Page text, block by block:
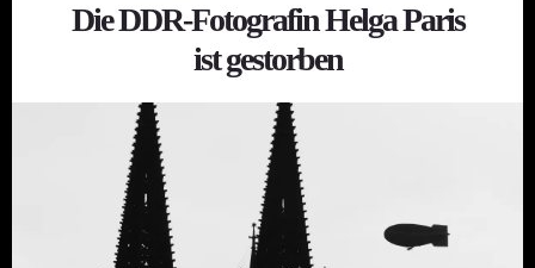
Die DDR-Fotografin Helga Paris
ist gestorben